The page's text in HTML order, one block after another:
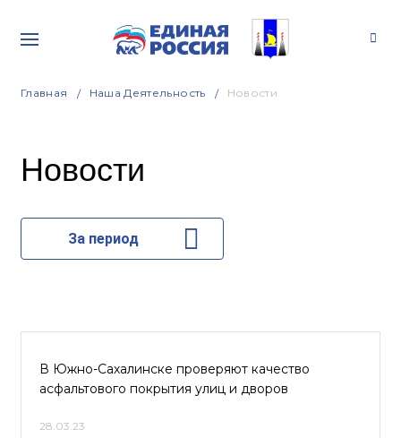
Главная Наша Деятельность Новости
Новости
За период
В Южно-Сахалинске проверяют качество
асфальтового покрытия улиц и дворов
28.03.23